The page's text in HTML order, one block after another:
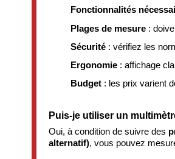
Fonctionnalités
Plages de mesure :
Sécurité : vérifiez les
Ergonomie : affichage
Budget : les prix varient
Puis-je utiliser un
Oui, à condition de suivre des
alternatif), vous pouvez